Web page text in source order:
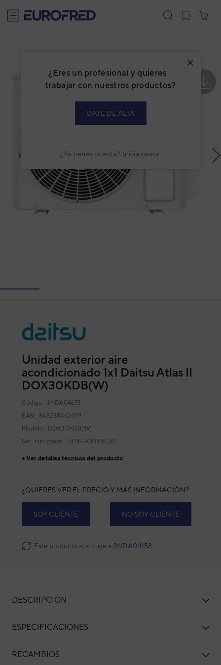
¿Eres un profesional y quieres
trabajar con nuestros productos?
DATE DE ALTA
¿Ya tienes cuenta? Inicia sesión
Unidad exterior aire
acondicionado 1x1 Daitsu Atlas II
DOX30KDB(W)
Código: 3NDA04673
EAN: 8432884626991
Modelo:
DOX30KDB(W)
Ref. fabricante:
DOX-30KDBS(W)
+ Ver detalles técnicos del producto
¿QUIERES VER EL PRECIO Y MÁS INFORMACIÓN?
SOY CLIENTE NO SOY CLIENTE
Este producto sustituye a 3NDA04158
DESCRIPCIÓN
ESPECIFICACIONES
RECAMBIOS